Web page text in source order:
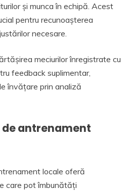
și munca în echipă. Acest
pentru recunoașterea
necesare.
meciurilor înregistrate cu
feedback suplimentar,
învățare prin analiză
antrenament
locale oferă
care pot îmbunătăți